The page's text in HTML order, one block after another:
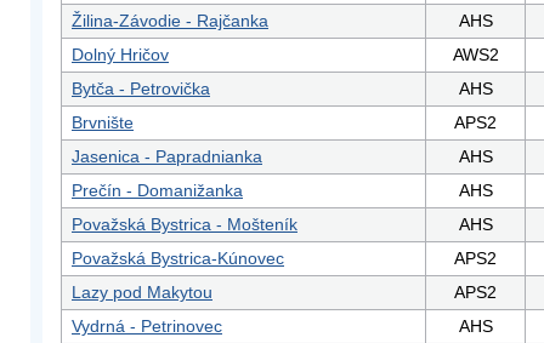
Žilina-Závodie - Rajčanka
AHS
Dolný Hričov
AWS2
Bytča - Petrovička
AHS
Brvnište
APS2
Jasenica - Papradnianka
AHS
Prečín - Domanižanka
AHS
Považská Bystrica - Mošteník
AHS
Považská Bystrica-Kúnovec
APS2
Lazy pod Makytou
APS2
Vydrná - Petrinovec
AHS